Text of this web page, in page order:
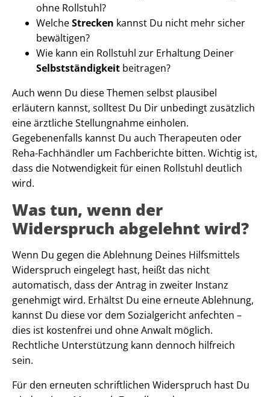
ohne Rollstuhl?
WelcheStrecken kannst Du nicht mehr sicher
bewältigen?
Wie kann ein Rollstuhl zur Erhaltung Deiner
Selbstständigkeit beitragen?
Auch wenn Du diese Themen selbst plausibel
erläutern kannst, solltest Du Dir unbedingt zusätzlich
eine ärztliche Stellungnahme einholen.
Gegebenenfalls kannst Du auch Therapeuten oder
Reha-Fachhändler um Fachberichte bitten. Wichtig ist,
dass die Notwendigkeit für einen Rollstuhl deutlich
wird.
Was tun, wenn der
Widerspruch abgelehnt wird?
Wenn Du gegen die Ablehnung Deines Hilfsmittels
Widerspruch eingelegt hast, heißt das nicht
automatisch, dass der Antrag in zweiter Instanz
genehmigt wird. Erhältst Du eine erneute Ablehnung,
kannst Du diese vor dem Sozialgericht anfechten –
dies ist kostenfrei und ohne Anwalt möglich.
Rechtliche Unterstützung kann dennoch hilfreich
sein.
Für den erneuten schriftlichen Widerspruch hast Du